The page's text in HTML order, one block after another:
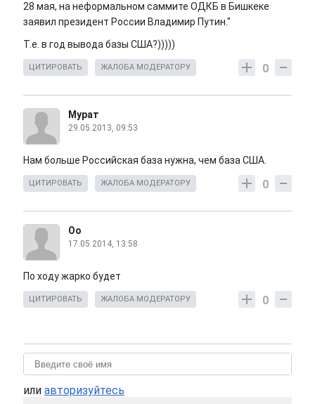
28 мая, на неформальном саммите ОДКБ в Бишкеке
заявил президент России Владимир Путин."
Т.е. в год вывода базы США?)))))
0
ЦИТИРОВАТЬ ЖАЛОБА МОДЕРАТОРУ
Мурат
29.05.2013, 09:53
Нам больше Российская база нужна, чем база США.
0
ЦИТИРОВАТЬ ЖАЛОБА МОДЕРАТОРУ
Оо
17.05.2014, 13:58
По ходу жарко будет
0
ЦИТИРОВАТЬ ЖАЛОБА МОДЕРАТОРУ
или авторизуйтесь